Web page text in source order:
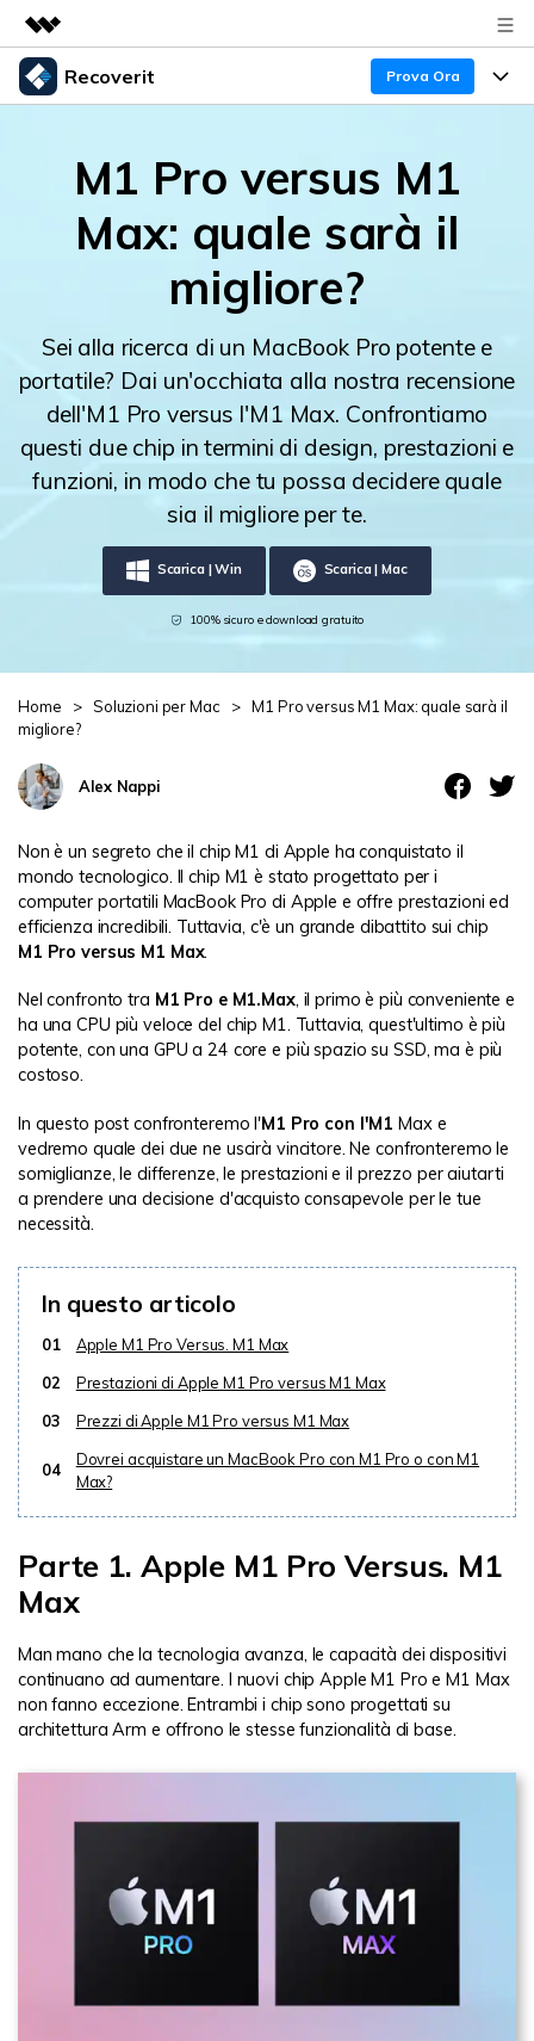
Prodotti in evidenza
Panoramica
Soluzione
Chi siamo
Sala stampa
Supporto
Recoverit Prova Ora
Recupero Dati
Backup Dati
Funzionalità
Recover file Media
Recover Document Files
Recover From Devices
Controlla tutte le caratteristiche
Problemi del Computer
Problemi del Dispositivo Archiviazione
Problemi del Backup
Centro di conoscenza
Supporto
Novità
Guida
50% OFF!
SCARICA ORA Accedi
M1 Pro versus M1
Max: quale sarà il
migliore?
Sei alla ricerca di un MacBook Pro potente e
portatile? Dai un'occhiata alla nostra recensione
dell'M1 Pro versus l'M1 Max. Confrontiamo
questi due chip in termini di design, prestazioni e
funzioni, in modo che tu possa decidere quale
sia il migliore per te.
Scarica | Win Scarica | Mac
100% sicuro e download gratuito
Home > Soluzioni per Mac > M1 Pro versus M1 Max: quale sarà il
migliore?
Alex Nappi
Non è un segreto che il chip M1 di Apple ha conquistato il
mondo tecnologico. Il chip M1 è stato progettato per i
computer portatili MacBook Pro di Apple e offre prestazioni ed
efficienza incredibili. Tuttavia, c'è un grande dibattito sui chip
M1 Pro versus M1 Max.
Nel confronto tra M1 Pro e M1.Max, il primo è più conveniente e
ha una CPU più veloce del chip M1. Tuttavia, quest'ultimo è più
potente, con una GPU a 24 core e più spazio su SSD, ma è più
costoso.
In questo post confronteremo l'M1 Pro con l'M1 Max e
vedremo quale dei due ne uscirà vincitore. Ne confronteremo le
somiglianze, le differenze, le prestazioni e il prezzo per aiutarti
a prendere una decisione d'acquisto consapevole per le tue
necessità.
In questo articolo
01
Apple M1 Pro Versus. M1 Max
02
Prestazioni di Apple M1 Pro versus M1 Max
03
Prezzi di Apple M1 Pro versus M1 Max
04
Dovrei acquistare un MacBook Pro con M1 Pro o con M1
Max?
Parte 1. Apple M1 Pro Versus. M1
Max
Man mano che la tecnologia avanza, le capacità dei dispositivi
continuano ad aumentare. I nuovi chip Apple M1 Pro e M1 Max
non fanno eccezione. Entrambi i chip sono progettati su
architettura Arm e offrono le stesse funzionalità di base.